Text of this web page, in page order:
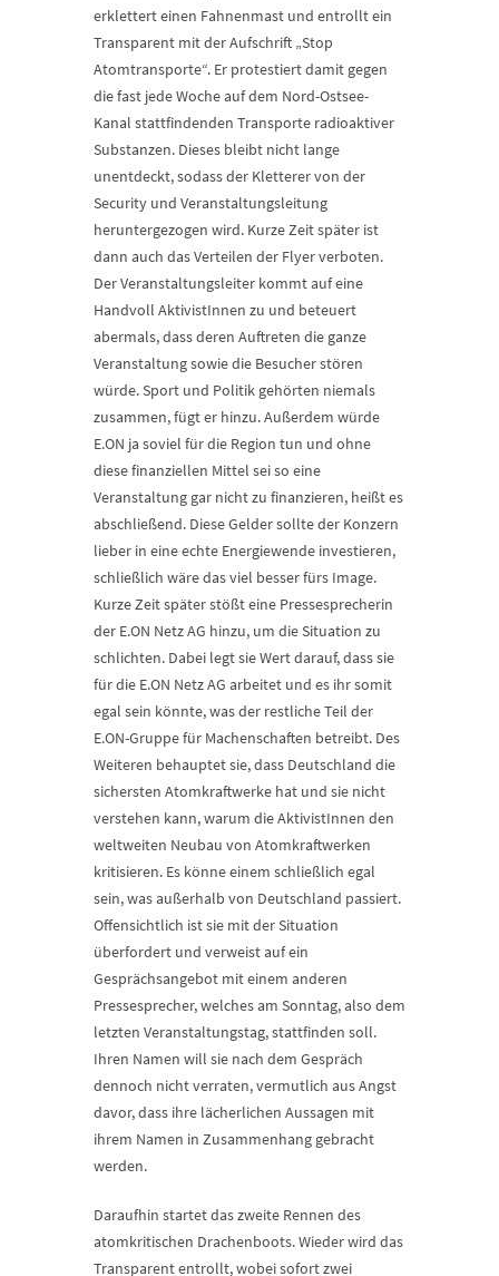
erklettert einen Fahnenmast und entrollt ein
Transparent mit der Aufschrift „Stop
Atomtransporte“. Er protestiert damit gegen
die fast jede Woche auf dem Nord-Ostsee-
Kanal stattfindenden Transporte radioaktiver
Substanzen. Dieses bleibt nicht lange
unentdeckt, sodass der Kletterer von der
Security und Veranstaltungsleitung
heruntergezogen wird. Kurze Zeit später ist
dann auch das Verteilen der Flyer verboten.
Der Veranstaltungsleiter kommt auf eine
Handvoll AktivistInnen zu und beteuert
abermals, dass deren Auftreten die ganze
Veranstaltung sowie die Besucher stören
würde. Sport und Politik gehörten niemals
zusammen, fügt er hinzu. Außerdem würde
E.ON ja soviel für die Region tun und ohne
diese finanziellen Mittel sei so eine
Veranstaltung gar nicht zu finanzieren, heißt es
abschließend. Diese Gelder sollte der Konzern
lieber in eine echte Energiewende investieren,
schließlich wäre das viel besser fürs Image.
Kurze Zeit später stößt eine Pressesprecherin
der E.ON Netz AG hinzu, um die Situation zu
schlichten. Dabei legt sie Wert darauf, dass sie
für die E.ON Netz AG arbeitet und es ihr somit
egal sein könnte, was der restliche Teil der
E.ON-Gruppe für Machenschaften betreibt. Des
Weiteren behauptet sie, dass Deutschland die
sichersten Atomkraftwerke hat und sie nicht
verstehen kann, warum die AktivistInnen den
weltweiten Neubau von Atomkraftwerken
kritisieren. Es könne einem schließlich egal
sein, was außerhalb von Deutschland passiert.
Offensichtlich ist sie mit der Situation
überfordert und verweist auf ein
Gesprächsangebot mit einem anderen
Pressesprecher, welches am Sonntag, also dem
letzten Veranstaltungstag, stattfinden soll.
Ihren Namen will sie nach dem Gespräch
dennoch nicht verraten, vermutlich aus Angst
davor, dass ihre lächerlichen Aussagen mit
ihrem Namen in Zusammenhang gebracht
werden.
Daraufhin startet das zweite Rennen des
atomkritischen Drachenboots. Wieder wird das
Transparent entrollt, wobei sofort zwei